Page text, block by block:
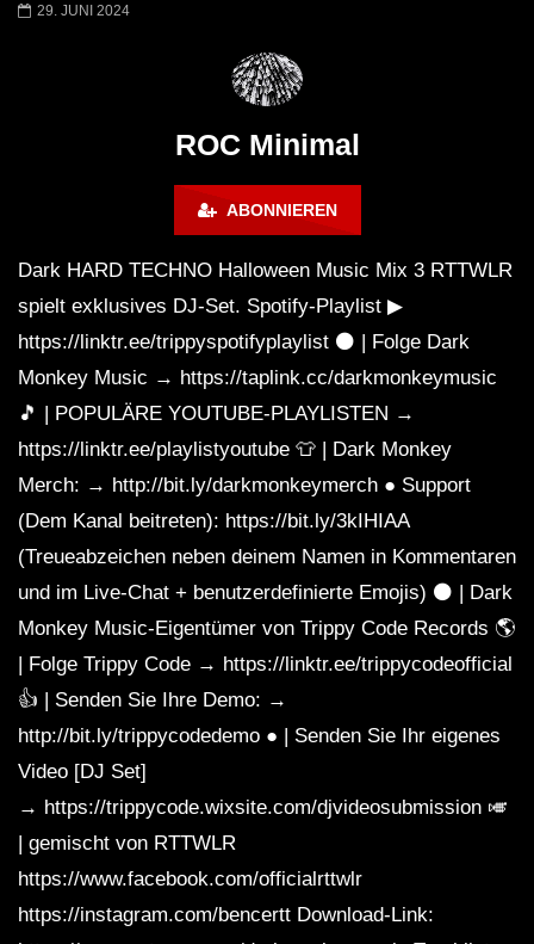
29. JUNI 2024
ROC Minimal
ABONNIEREN
Dark HARD TECHNO Halloween Music Mix 3 RTTWLR
spielt exklusives DJ-Set. Spotify-Playlist ▶
https://linktr.ee/trippyspotifyplaylist ⚫️ | Folge Dark
Monkey Music → https://taplink.cc/darkmonkeymusic
🎵 | POPULÄRE YOUTUBE-PLAYLISTEN →
https://linktr.ee/playlistyoutube 👕 | Dark Monkey
Merch: → http://bit.ly/darkmonkeymerch ● Support
(Dem Kanal beitreten): https://bit.ly/3kIHIAA
(Treueabzeichen neben deinem Namen in Kommentaren
und im Live-Chat + benutzerdefinierte Emojis) ⚫️ | Dark
Monkey Music-Eigentümer von Trippy Code Records 🌎
| Folge Trippy Code → https://linktr.ee/trippycodeofficial
👍 | Senden Sie Ihre Demo: →
http://bit.ly/trippycodedemo ● | Senden Sie Ihr eigenes
Video [DJ Set]
→ https://trippycode.wixsite.com/djvideosubmission 🎺
| gemischt von RTTWLR
https://www.facebook.com/officialrttwlr
https://instagram.com/bencertt Download-Link: